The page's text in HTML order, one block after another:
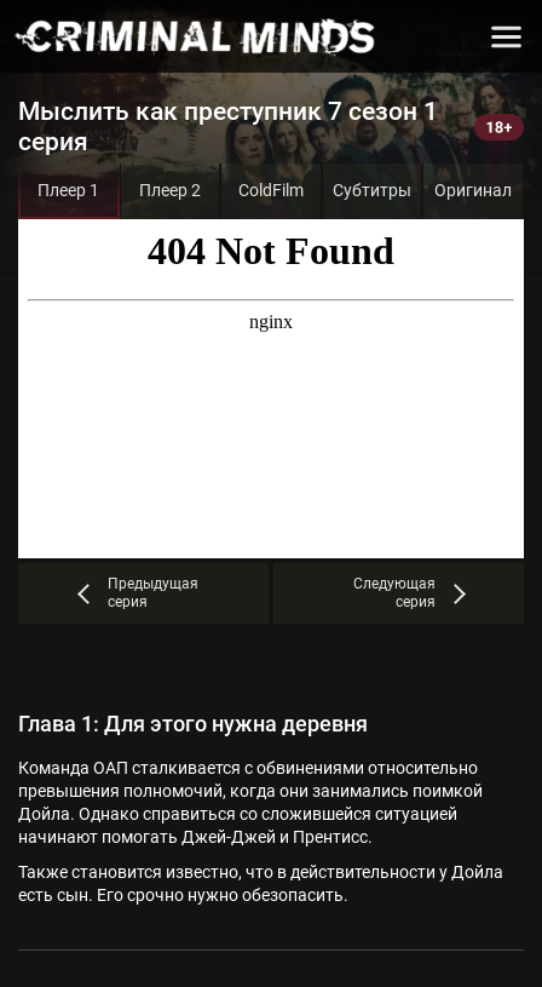
Мыслить как преступник 7 сезон 1
серия
Плеер 1 Плеер 2 ColdFilm Субтитры Оригинал
Предыдущая
серия
Следующая
серия
Глава 1: Для этого нужна деревня
Команда ОАП сталкивается с обвинениями относительно
превышения полномочий, когда они занимались поимкой
Дойла. Однако справиться со сложившейся ситуацией
начинают помогать Джей-Джей и Прентисс.
Также становится известно, что в действительности у Дойла
есть сын. Его срочно нужно обезопасить.